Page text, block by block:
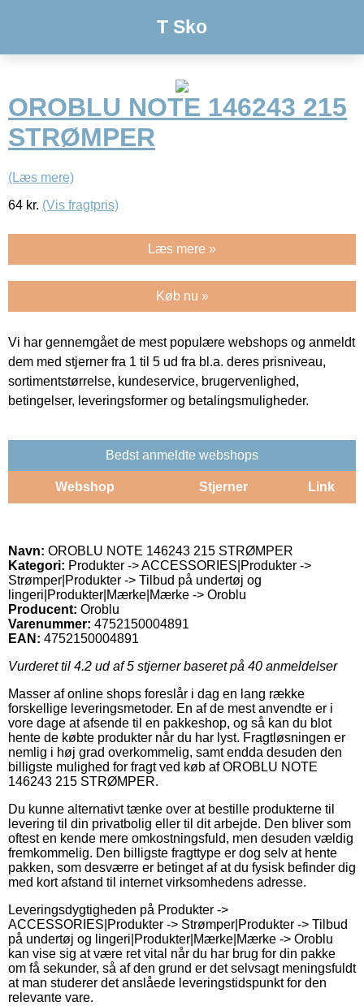
T Sko
OROBLU NOTE 146243 215
STRØMPER
(Læs mere)
64 kr. (Vis fragtpris)
Læs mere »
Køb nu »
Vi har gennemgået de mest populære webshops og anmeldt
dem med stjerner fra 1 til 5 ud fra bl.a. deres prisniveau,
sortimentstørrelse, kundeservice, brugervenlighed,
betingelser, leveringsformer og betalingsmuligheder.
Bedst anmeldte webshops
Webshop Stjerner Link
Navn: OROBLU NOTE 146243 215 STRØMPER
Kategori: Produkter -> ACCESSORIES|Produkter ->
Strømper|Produkter -> Tilbud på undertøj og
lingeri|Produkter|Mærke|Mærke -> Oroblu
Producent: Oroblu
Varenummer: 4752150004891
EAN: 4752150004891
Vurderet til 4.2 ud af 5 stjerner baseret på 40 anmeldelser
Masser af online shops foreslår i dag en lang række
forskellige leveringsmetoder. En af de mest anvendte er i
vore dage at afsende til en pakkeshop, og så kan du blot
hente de købte produkter når du har lyst. Fragtløsningen er
nemlig i høj grad overkommelig, samt endda desuden den
billigste mulighed for fragt ved køb af OROBLU NOTE
146243 215 STRØMPER.
Du kunne alternativt tænke over at bestille produkterne til
levering til din privatbolig eller til dit arbejde. Den bliver som
oftest en kende mere omkostningsfuld, men desuden vældig
fremkommelig. Den billigste fragttype er dog selv at hente
pakken, som desværre er betinget af at du fysisk befinder dig
med kort afstand til internet virksomhedens adresse.
Leveringsdygtigheden på Produkter ->
ACCESSORIES|Produkter -> Strømper|Produkter -> Tilbud
på undertøj og lingeri|Produkter|Mærke|Mærke -> Oroblu
kan vise sig at være ret vital når du har brug for din pakke
om få sekunder, så af den grund er det selvsagt meningsfuldt
at man studerer det anslåede leveringstidspunkt for den
relevante vare.